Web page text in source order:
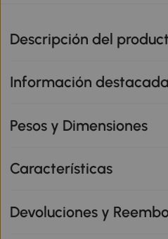
Descripción del
Información destacada
Pesos y Dimensiones
Características
Devoluciones y